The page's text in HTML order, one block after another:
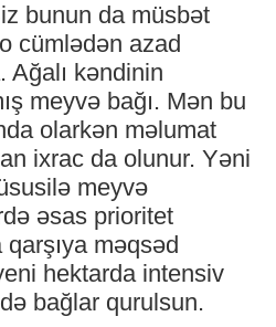
bunun da müsbət
cümlədən azad
Ağalı kəndinin
meyvə bağı. Mən bu
olarkən məlumat
ixrac da olunur. Yəni
meyvə
əsas prioritet
qarşıya məqsəd
hektarda intensiv
bağlar qurulsun.